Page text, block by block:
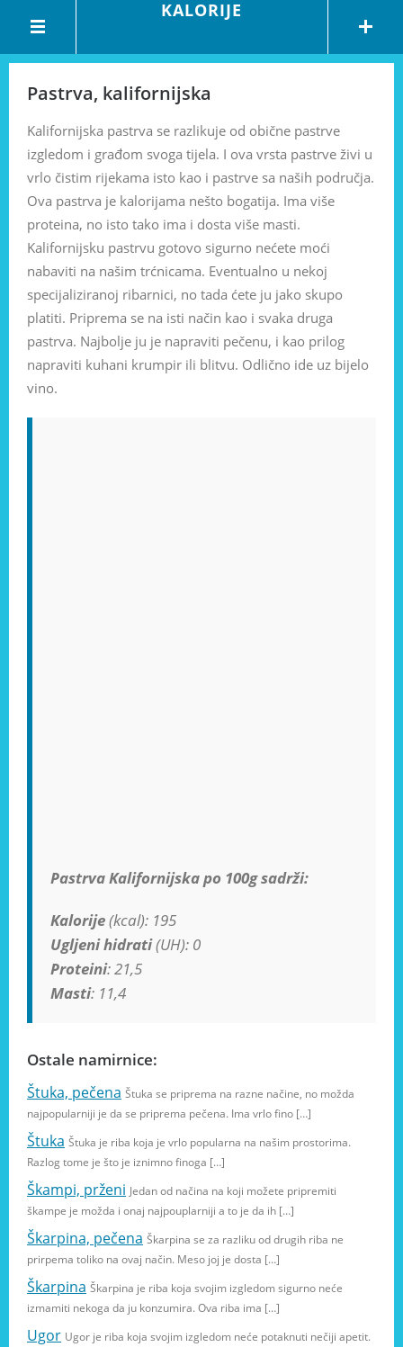
KALORIJE
Pastrva, kalifornijska
Kalifornijska pastrva se razlikuje od obične pastrve
izgledom i građom svoga tijela. I ova vrsta pastrve živi u
vrlo čistim rijekama isto kao i pastrve sa naših područja.
Ova pastrva je kalorijama nešto bogatija. Ima više
proteina, no isto tako ima i dosta više masti.
Kalifornijsku pastrvu gotovo sigurno nećete moći
nabaviti na našim trćnicama. Eventualno u nekoj
specijaliziranoj ribarnici, no tada ćete ju jako skupo
platiti. Priprema se na isti način kao i svaka druga
pastrva. Najbolje ju je napraviti pečenu, i kao prilog
napraviti kuhani krumpir ili blitvu. Odlično ide uz bijelo
vino.
Pastrva Kalifornijska po 100g sadrži:
Kalorije(kcal): 195
Ugljeni hidrati(UH): 0
Proteini: 21,5
Masti: 11,4
Ostale namirnice:
Štuka, pečena Štuka se priprema na razne načine, no možda
najpopularniji je da se priprema pečena. Ima vrlo fino […]
Štuka Štuka je riba koja je vrlo popularna na našim prostorima.
Razlog tome je što je iznimno finoga […]
Škampi, prženi Jedan od načina na koji možete pripremiti
škampe je možda i onaj najpouplarniji a to je da ih […]
Škarpina, pečena Škarpina se za razliku od drugih riba ne
prirpema toliko na ovaj način. Meso joj je dosta […]
Škarpina Škarpina je riba koja svojim izgledom sigurno neće
izmamiti nekoga da ju konzumira. Ova riba ima […]
Ugor Ugor je riba koja svojim izgledom neće potaknuti nečiji apetit.